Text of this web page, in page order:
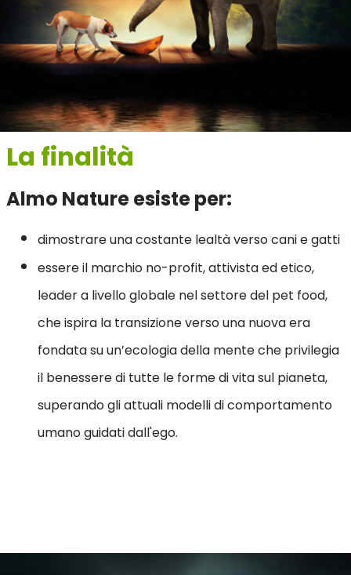
La finalità
Almo Nature esiste per:
dimostrare una costante lealtà verso cani e gatti
essere il marchio no-profit, attivista ed etico,
leader a livello globale nel settore del pet food,
che ispira la transizione verso una nuova era
fondata su un’ecologia della mente che privilegia
il benessere di tutte le forme di vita sul pianeta,
superando gli attuali modelli di comportamento
umano guidati dall'ego.